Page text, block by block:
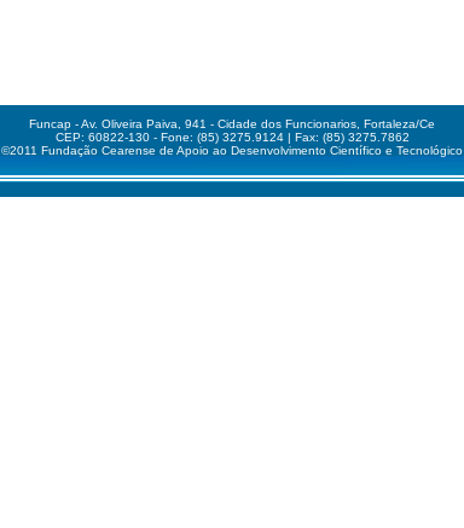
Funcap - Av. Oliveira Paiva, 941 - Cidade dos Funcionarios, Fortaleza/Ce
CEP: 60822-130 - Fone: (85) 3275.9124 | Fax: (85) 3275.7862
©2011 Fundação Cearense de Apoio ao Desenvolvimento Científico e Tecnológico